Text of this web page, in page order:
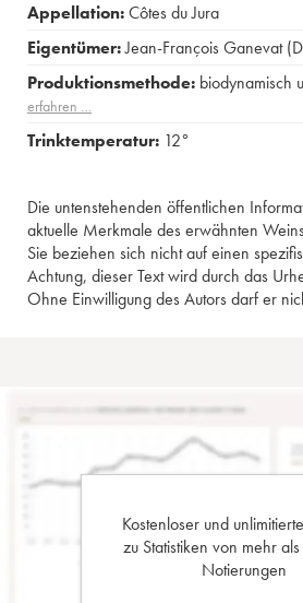
Appellation:Côtes du Jura
Eigentümer:Jean-François Ganevat
Produktionsmethode: biodynamisch
erfahren …
Trinktemperatur: 12°
Die untenstehenden öffentlichen
aktuelle Merkmale des erwähnten
Sie beziehen sich nicht auf einen
Achtung, dieser Text wird durch das
Ohne Einwilligung des Autors darf er
Kostenloser und
zu Statistiken von mehr
Notierungen